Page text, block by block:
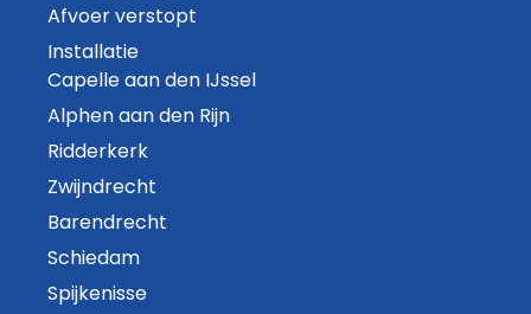
Afvoer verstopt
Installatie
Capelle aan den IJssel
Alphen aan den Rijn
Ridderkerk
Zwijndrecht
Barendrecht
Schiedam
Spijkenisse